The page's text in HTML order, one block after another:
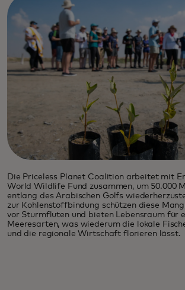
Die Priceless Planet Coalition arbeitet mit
World Wildlife Fund zusammen, um 50.000
entlang des Arabischen Golfs
zur Kohlenstoffbindung schützen diese
vor Sturmfluten und bieten Lebensraum für
Meeresarten, was wiederum die lokale
und die regionale Wirtschaft florieren lässt.